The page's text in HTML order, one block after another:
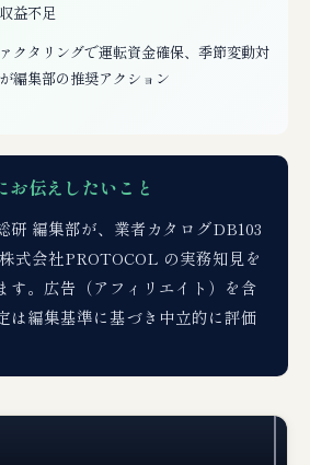
益不足
クタリングで運転資金確保、季節変動対
編集部の推奨アクション
お伝えしたいこと
研 編集部が、業者カタログDB103
式会社PROTOCOL の実務知見を
す。広告（アフィリエイト）を含
は編集基準に基づき中立的に評価